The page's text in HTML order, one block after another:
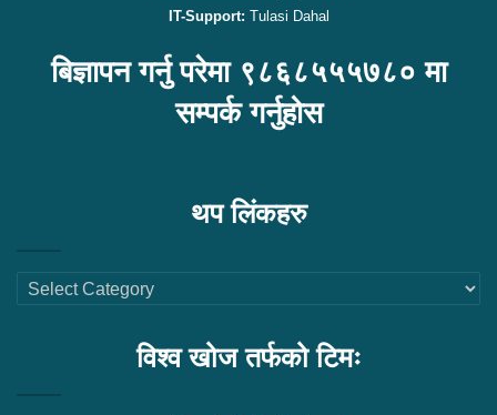
IT-Support: Tulasi Dahal
बिज्ञापन गर्नु परेमा ९८६८५५५७८० मा
सम्पर्क गर्नुहोस
थप लिंकहरु
थप
लिंकहरु
विश्व खोज तर्फको टिमः